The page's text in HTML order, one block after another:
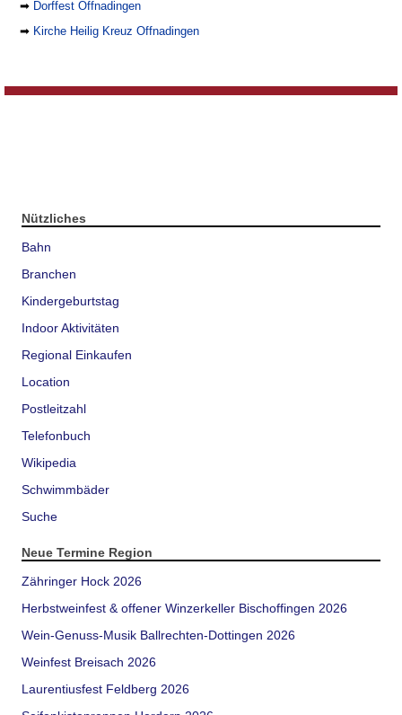
➡ Dorffest Offnadingen
➡ Kirche Heilig Kreuz Offnadingen
Nützliches
Bahn
Branchen
Kindergeburtstag
Indoor Aktivitäten
Regional Einkaufen
Location
Postleitzahl
Telefonbuch
Wikipedia
Schwimmbäder
Suche
Neue Termine Region
Zähringer Hock 2026
Herbstweinfest & offener Winzerkeller Bischoffingen 2026
Wein-Genuss-Musik Ballrechten-Dottingen 2026
Weinfest Breisach 2026
Laurentiusfest Feldberg 2026